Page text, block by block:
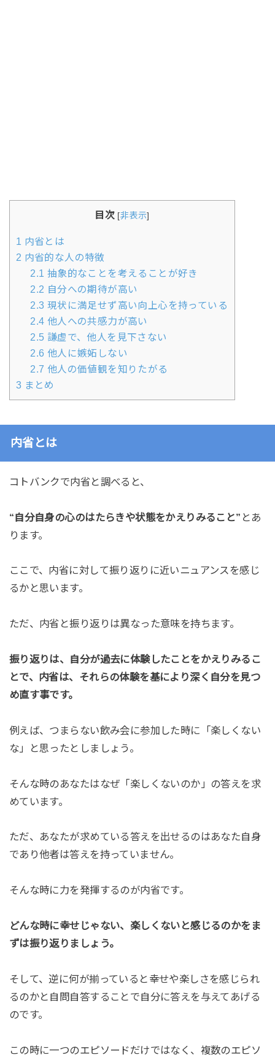
目次 [非表示]
1 内省とは
2 内省的な人の特徴
2.1 抽象的なことを考えることが好き
2.2 自分への期待が高い
2.3 現状に満足せず高い向上心を持っている
2.4 他人への共感力が高い
2.5 謙虚で、他人を見下さない
2.6 他人に嫉妬しない
2.7 他人の価値観を知りたがる
3 まとめ
内省とは
コトバンクで内省と調べると、
“自分自身の心のはたらきや状態をかえりみること” とあ
ります。
ここで、内省に対して振り返りに近いニュアンスを感じ
るかと思います。
ただ、内省と振り返りは異なった意味を持ちます。
振り返りは、自分が過去に体験したことをかえりみるこ
とで、内省は、それらの体験を基により深く自分を見つ
め直す事です。
例えば、つまらない飲み会に参加した時に「楽しくない
な」と思ったとしましょう。
そんな時のあなたはなぜ「楽しくないのか」の答えを求
めています。
ただ、あなたが求めている答えを出せるのはあなた自身
であり他者は答えを持っていません。
そんな時に力を発揮するのが内省です。
どんな時に幸せじゃない、楽しくないと感じるのかをま
ずは振り返りましょう。
そして、逆に何が揃っていると幸せや楽しさを感じられ
るのかと自問自答することで自分に答えを与えてあげる
のです。
この時に一つのエピソードだけではなく、複数のエピソ